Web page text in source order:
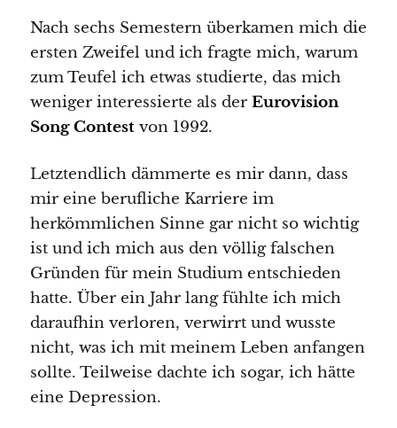
Nach sechs Semestern überkamen mich die
ersten Zweifel und ich fragte mich, warum
zum Teufel ich etwas studierte, das mich
weniger interessierte als der Eurovision
Song Contestvon 1992.
Letztendlich dämmerte es mir dann, dass
mir eine berufliche Karriere im
herkömmlichen Sinne gar nicht so wichtig
ist und ich mich aus den völlig falschen
Gründen für mein Studium entschieden
hatte. Über ein Jahr lang fühlte ich mich
daraufhin verloren, verwirrt und wusste
nicht, was ich mit meinem Leben anfangen
sollte. Teilweise dachte ich sogar, ich hätte
eine Depression.